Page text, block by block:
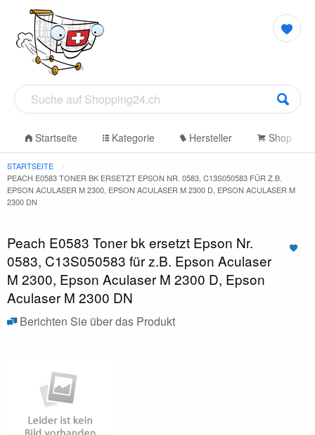
Startseite Kategorie Hersteller Shop
STARTSEITE
PEACH E0583 TONER BK ERSETZT EPSON NR. 0583, C13S050583 FÜR Z.B.
EPSON ACULASER M 2300, EPSON ACULASER M 2300 D, EPSON ACULASER M
2300 DN
Peach E0583 Toner bk ersetzt Epson Nr.
0583, C13S050583 für z.B. Epson Aculaser
M 2300, Epson Aculaser M 2300 D, Epson
Aculaser M 2300 DN
Berichten Sie über das Produkt